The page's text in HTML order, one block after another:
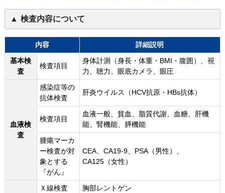
検査内容について
内容
詳細説明
基本検
査
検査項目
身体計測（身長・体重・BMI・腹囲）、視
力、聴力、眼底カメラ、眼圧
血液検
査
感染症等の
抗体検査
肝炎ウイルス（HCV抗原・HBs抗体）
検査項目
血液一般、貧血、脂質代謝、血糖、肝機
能、腎機能、膵機能
腫瘍マーカ
ー検査が対
象とする
『がん』
CEA、CA19-9、PSA（男性）、
CA125（女性）
Ｘ線検査
胸部レントゲン